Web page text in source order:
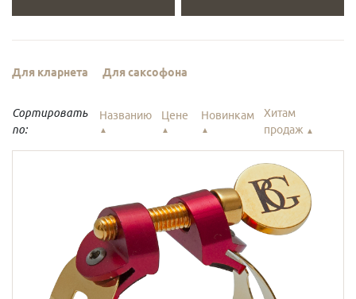
Для кларнета Для саксофона
Сортировать
по:
Названию
▲
Цене
▲
Новинкам
▲
Хитам
продаж ▲